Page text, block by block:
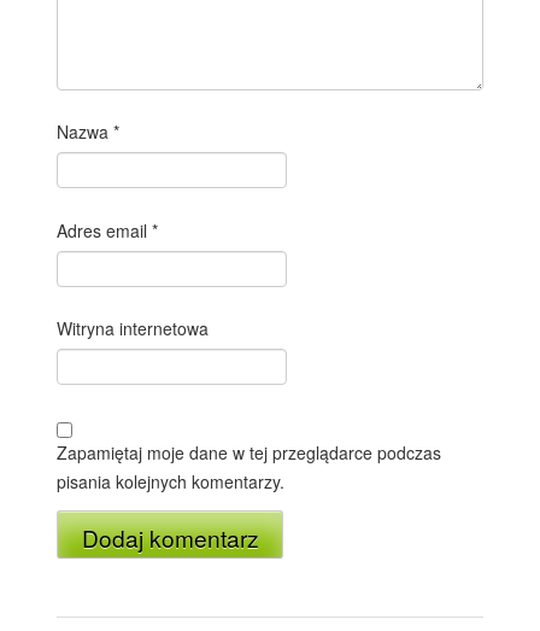
Nazwa*
Adres email*
Witryna internetowa
Zapamiętaj moje dane w tej przeglądarce podczas
pisania kolejnych komentarzy.